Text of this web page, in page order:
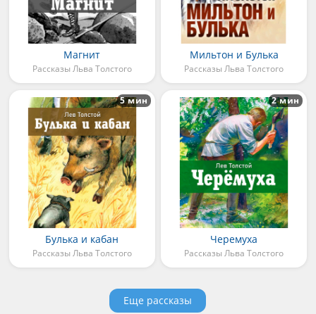
Магнит
Рассказы Льва Толстого
Мильтон и Булька
Рассказы Льва Толстого
Булька и кабан
Рассказы Льва Толстого
5 мин
Черемуха
Рассказы Льва Толстого
2 мин
Еще рассказы